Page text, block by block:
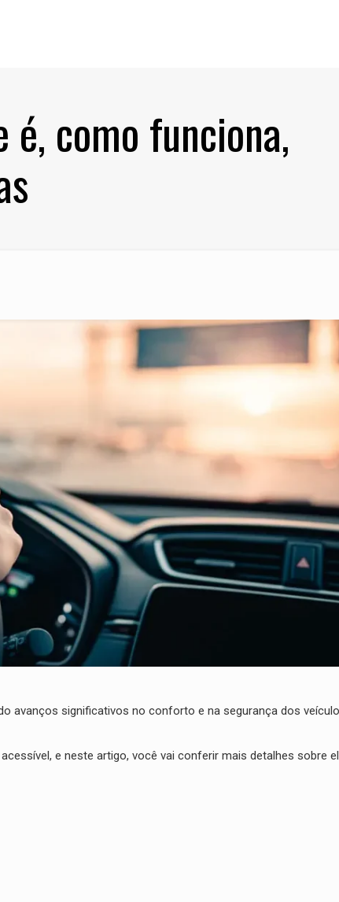
é, como funciona,
avanços significativos no conforto e na segurança dos
e neste artigo, você vai conferir mais detalhes sobre